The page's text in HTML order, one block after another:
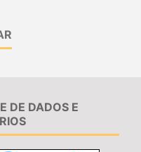
DE DADOS E